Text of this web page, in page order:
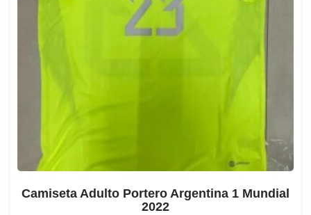
Camiseta Adulto Portero Argentina 1 Mundial
2022